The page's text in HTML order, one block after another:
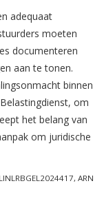
adequaat
moeten
documenteren
aan te tonen.
binnen
om
het belang van
om juridische
ARN